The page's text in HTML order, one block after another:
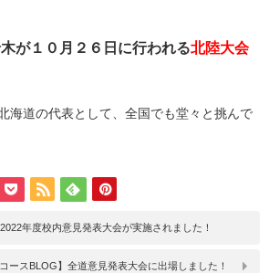
が１０月２６日に行われる北陸大会
海道の代表として、全国でも堂々と挑んで
年度校内意見発表大会が実施されました！
コースBLOG】全道意見発表大会に出場しました！